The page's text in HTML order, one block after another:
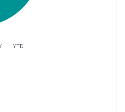
YTD